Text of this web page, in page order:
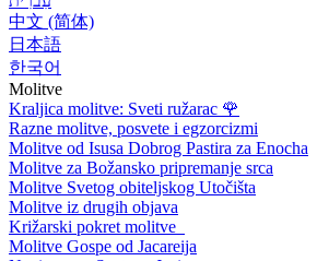
中文 (简体)
日本語
한국어
Molitve
Kraljica molitve: Sveti ružarac 🌹
Razne molitve, posvete i egzorcizmi
Molitve od Isusa Dobrog Pastira za Enocha
Molitve za Božansko pripremanje srca
Molitve Svetog obiteljskog Utočišta
Molitve iz drugih objava
Križarski pokret molitve
Molitve Gospe od Jacareija